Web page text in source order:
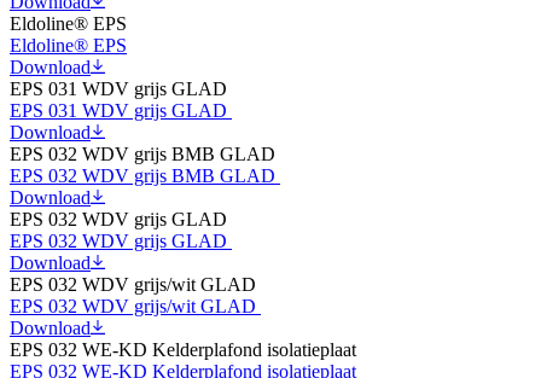
Eldoline® EPS
Eldoline® EPS
Download
EPS 031 WDV grijs GLAD
EPS 031 WDV grijs GLAD
Download
EPS 032 WDV grijs BMB GLAD
EPS 032 WDV grijs BMB GLAD
Download
EPS 032 WDV grijs GLAD
EPS 032 WDV grijs GLAD
Download
EPS 032 WDV grijs/wit GLAD
EPS 032 WDV grijs/wit GLAD
Download
EPS 032 WE-KD Kelderplafond isolatieplaat
EPS 032 WE-KD Kelderplafond isolatieplaat